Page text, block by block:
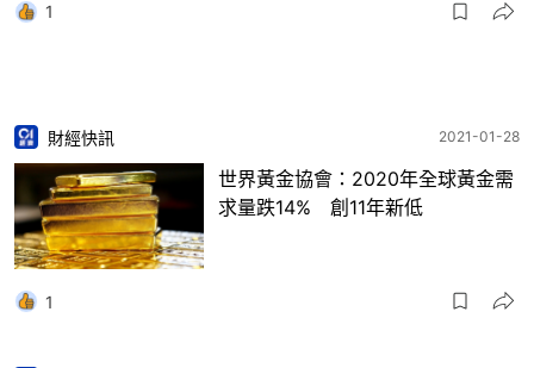
1
財經快訊 2021-01-28
世界黃金協會：2020年全球黃金需
求量跌14% 創11年新低
1